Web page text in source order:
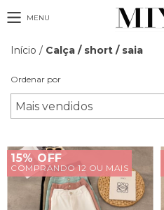
MENU
Início / Calça / short / saia
Ordenar por
15% OFF
COMPRANDO 12 OU MAIS